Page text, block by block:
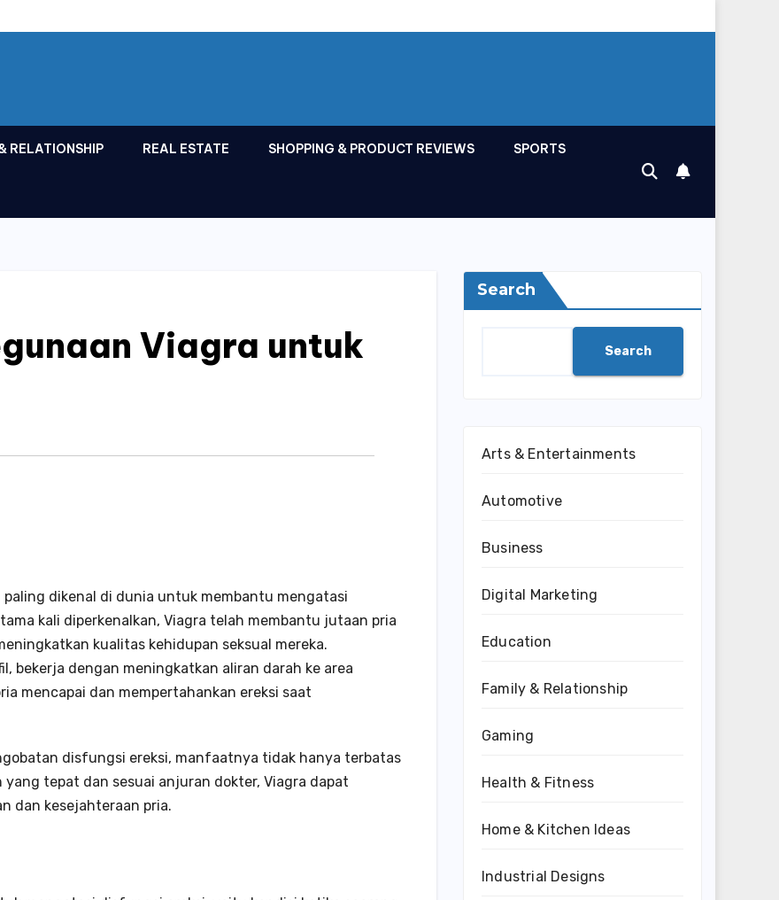
RELATIONSHIP REAL ESTATE SHOPPING & PRODUCT REVIEWS SPORTS
Viagra untuk
dikenal di dunia untuk membantu mengatasi
kali diperkenalkan, Viagra telah membantu jutaan pria
kualitas kehidupan seksual mereka.
bekerja dengan meningkatkan aliran darah ke area
mencapai dan mempertahankan ereksi saat
disfungsi ereksi, manfaatnya tidak hanya terbatas
tepat dan sesuai anjuran dokter, Viagra dapat
dan kesejahteraan pria.
Search
Search
Arts & Entertainments
Automotive
Business
Digital Marketing
Education
Family & Relationship
Gaming
Health & Fitness
Home & Kitchen Ideas
Industrial Designs